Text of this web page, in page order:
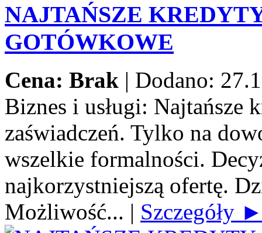
NAJTAŃSZE
GOTÓWKOWE
Cena: Brak | Dodano:
Biznes i usługi: Najtańsze
zaświadczeń. Tylko na
wszelkie formalności.
najkorzystniejszą ofertę.
Możliwość... | Szczegóły